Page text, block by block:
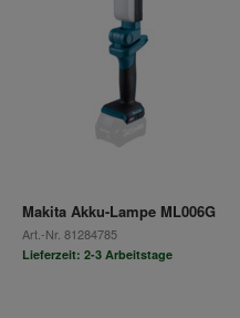
Makita Akku-Lampe ML006G
Art.-Nr. 81284785
Lieferzeit: 2-3 Arbeitstage